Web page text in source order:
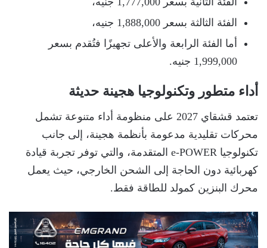
الفئة الثالثة بسعر 1,888,000 جنيه،
أما الفئة الرابعة والأعلى تجهيزًا فتُقدم بسعر
1,999,000 جنيه.
أداء متطور وتكنولوجيا هجينة حديثة
تعتمد قشقاي 2027 على منظومة أداء متنوعة تشمل
محركات تقليدية مدعومة بأنظمة هجينة، إلى جانب
تكنولوجيا e-POWER المتقدمة، والتي توفر تجربة قيادة
كهربائية دون الحاجة إلى الشحن الخارجي، حيث يعمل
محرك البنزين كمولد للطاقة فقط.